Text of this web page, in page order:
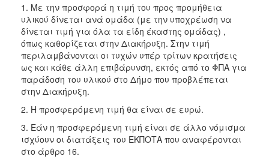
1. Με την προσφορά η τιμή του προς προμήθεια
υλικού δίνεται ανά ομάδα (με την υποχρέωση να
δίνεται τιμή για όλα τα είδη έκαστης ομάδας) ,
όπως καθορίζεται στην Διακήρυξη. Στην τιμή
περιλαμβάνονται οι τυχών υπέρ τρίτων κρατήσεις
ως και κάθε άλλη επιβάρυνση, εκτός από το ΦΠΑ για
παράδοση του υλικού στο Δήμο που προβλέπεται
στην Διακήρυξη.
2. Η προσφερόμενη τιμή θα είναι σε ευρώ.
3. Εάν η προσφερόμενη τιμή είναι σε άλλο νόμισμα
ισχύουν οι διατάξεις του ΕΚΠΟΤΑ που αναφέρονται
στο άρθρο 16.